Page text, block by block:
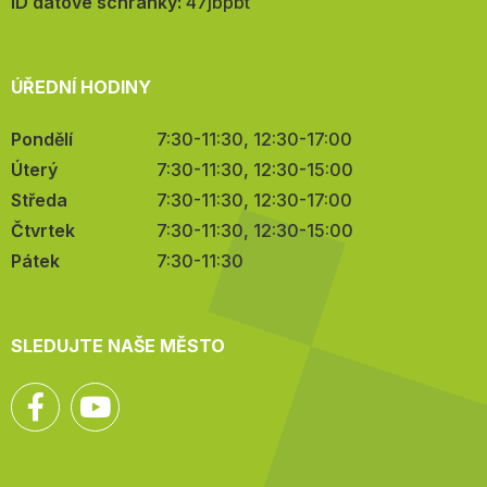
ÚŘEDNÍ HODINY
Pondělí
7:30-11:30, 12:30-17:00
Úterý
7:30-11:30, 12:30-15:00
Středa
7:30-11:30, 12:30-17:00
Čtvrtek
7:30-11:30, 12:30-15:00
Pátek
7:30-11:30
SLEDUJTE NAŠE MĚSTO
Facebook